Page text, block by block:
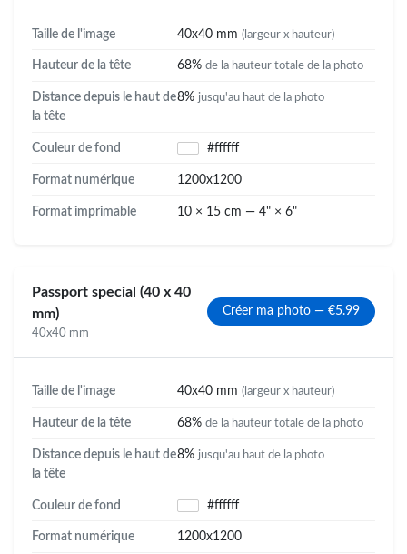
Taille de l'image 40x40 mm (largeur x hauteur)
Hauteur de la tête 68% de la hauteur totale de la photo
Distance depuis le haut de
la tête
8% jusqu'au haut de la photo
Couleur de fond #ffffff
Format numérique 1200x1200
Format imprimable 10 × 15 cm — 4" × 6"
Passport special (40 x 40
mm)
40x40 mm
Créer ma photo — €5.99
Taille de l'image 40x40 mm (largeur x hauteur)
Hauteur de la tête 68% de la hauteur totale de la photo
Distance depuis le haut de
la tête
8% jusqu'au haut de la photo
Couleur de fond #ffffff
Format numérique 1200x1200